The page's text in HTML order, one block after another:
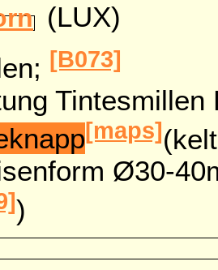
(LUX)
[B073]
[maps]
Ø30-
)